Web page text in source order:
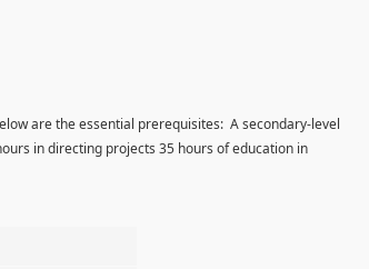
are the essential prerequisites: A secondary-level
in directing projects 35 hours of education in